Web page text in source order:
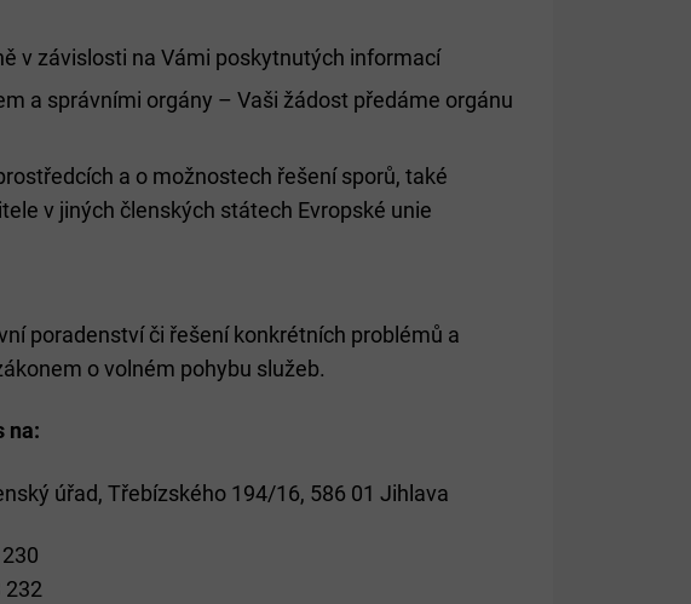
v závislosti na Vámi poskytnutých informací
a správními orgány – Vaši žádost předáme orgánu
a o možnostech řešení sporů, také
v jiných členských státech Evropské unie
poradenství či řešení konkrétních problémů a
o volném pohybu služeb.
na:
úřad, Třebízského 194/16, 586 01 Jihlava
232